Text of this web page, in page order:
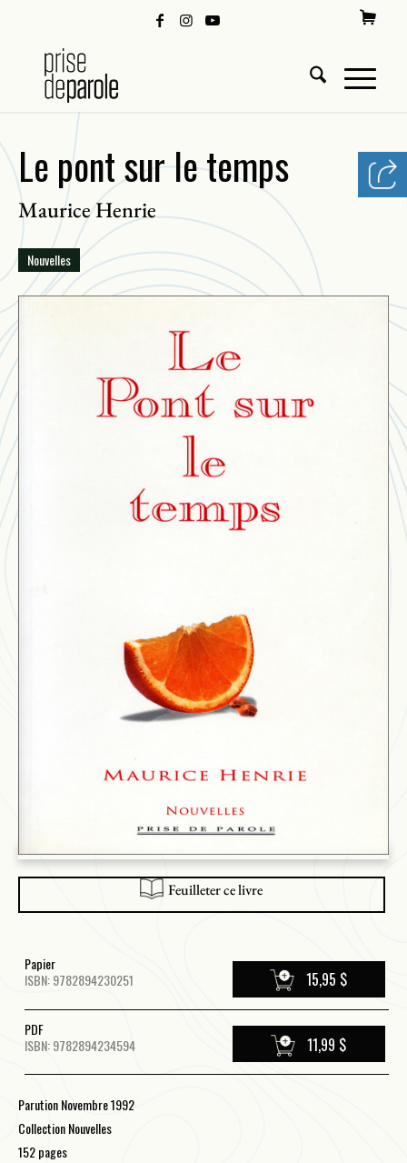
Le pont sur le temps
Maurice Henrie
Nouvelles
Feuilleter ce livre
Papier
ISBN: 9782894230251
15,95 $
PDF
ISBN: 9782894234594
11,99 $
Parution Novembre 1992
Collection Nouvelles
152 pages